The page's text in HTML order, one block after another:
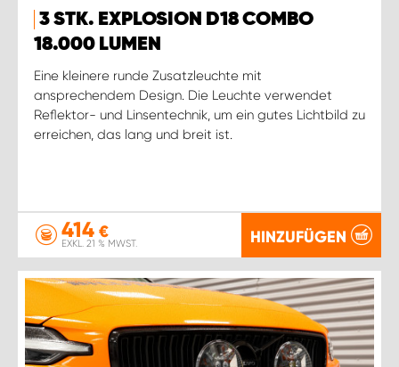
3 STK. EXPLOSION D18 COMBO
18.000 LUMEN
Eine kleinere runde Zusatzleuchte mit
ansprechendem Design. Die Leuchte verwendet
Reflektor- und Linsentechnik, um ein gutes Lichtbild zu
erreichen, das lang und breit ist.
414 €
EXKL. 21 % MWST. HINZUFÜGEN